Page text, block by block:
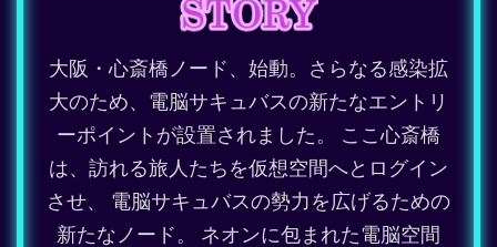
大阪・心斎橋ノード、始動。さらなる感染拡
大のため、電脳サキュバスの新たなエントリ
ーポイントが設置されました。 ここ心斎橋
は、訪れる旅人たちを仮想空間へとログイン
させ、 電脳サキュバスの勢力を広げるための
新たなノード。 ネオンに包まれた電脳空間